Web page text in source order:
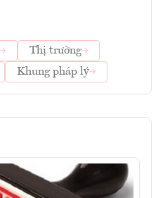
Thị trường
Khung pháp lý